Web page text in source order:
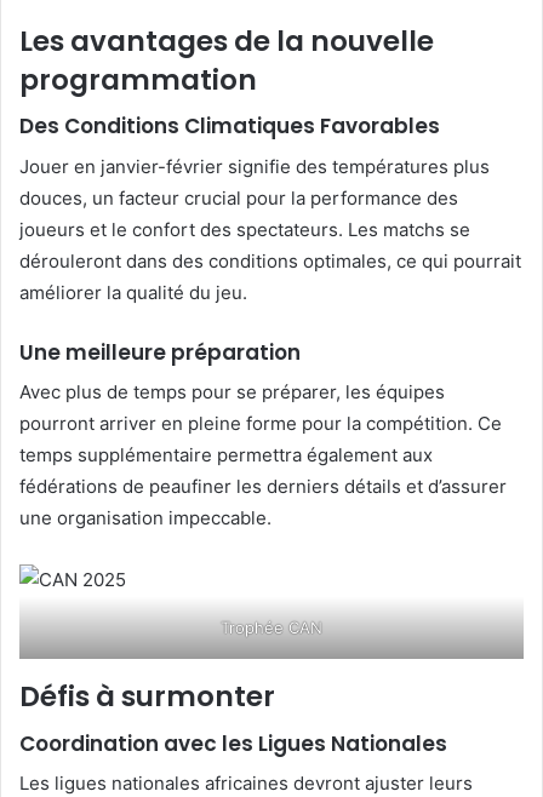
Les avantages de la nouvelle
programmation
Des Conditions Climatiques Favorables
Jouer en janvier-février signifie des températures plus
douces, un facteur crucial pour la performance des
joueurs et le confort des spectateurs. Les matchs se
dérouleront dans des conditions optimales, ce qui pourrait
améliorer la qualité du jeu.
Une meilleure préparation
Avec plus de temps pour se préparer, les équipes
pourront arriver en pleine forme pour la compétition. Ce
temps supplémentaire permettra également aux
fédérations de peaufiner les derniers détails et d’assurer
une organisation impeccable.
Trophée CAN
Défis à surmonter
Coordination avec les Ligues Nationales
Les ligues nationales africaines devront ajuster leurs